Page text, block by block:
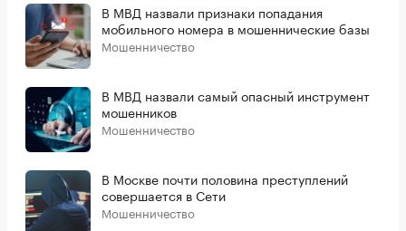
В МВД назвали признаки попадания
мобильного номера в мошеннические базы
Мошенничество
В МВД назвали самый опасный инструмент
мошенников
Мошенничество
В Москве почти половина преступлений
совершается в Сети
Мошенничество